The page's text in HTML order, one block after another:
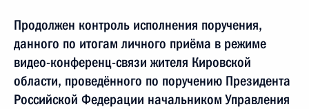
Продолжен контроль исполнения поручения,
данного по итогам личного приёма в режиме
видео-конференц-связи жителя Кировской
области, проведённого по поручению Президента
Российской Федерации начальником Управления